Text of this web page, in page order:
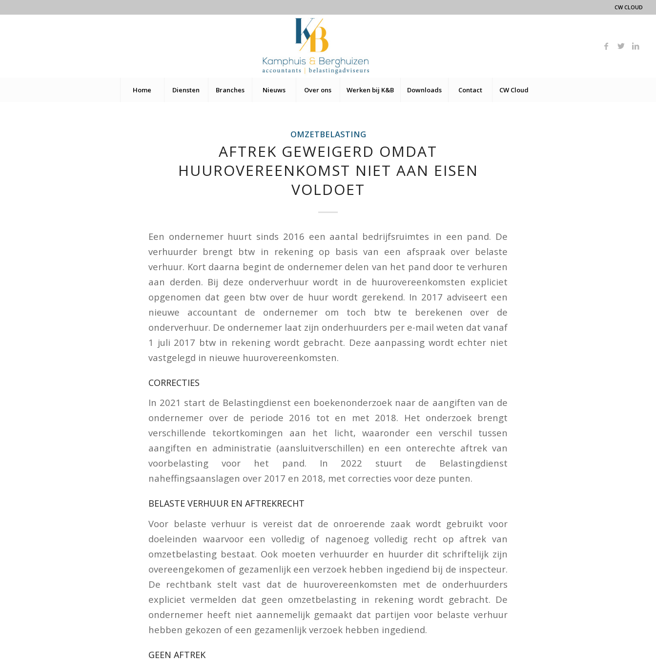
CW CLOUD
Home Diensten Branches Nieuws Over ons Werken bij K&B Downloads Contact CW Cloud
OMZETBELASTING
AFTREK GEWEIGERD OMDAT
HUUROVEREENKOMST NIET AAN EISEN
VOLDOET
Een ondernemer huurt sinds 2016 een aantal bedrijfsruimtes in een pand. De
verhuurder brengt btw in rekening op basis van een afspraak over belaste
verhuur. Kort daarna begint de ondernemer delen van het pand door te verhuren
aan derden. Bij deze onderverhuur wordt in de huurovereenkomsten expliciet
opgenomen dat geen btw over de huur wordt gerekend. In 2017 adviseert een
nieuwe accountant de ondernemer om toch btw te berekenen over de
onderverhuur. De ondernemer laat zijn onderhuurders per e-mail weten dat vanaf
1 juli 2017 btw in rekening wordt gebracht. Deze aanpassing wordt echter niet
vastgelegd in nieuwe huurovereenkomsten.
CORRECTIES
In 2021 start de Belastingdienst een boekenonderzoek naar de aangiften van de
ondernemer over de periode 2016 tot en met 2018. Het onderzoek brengt
verschillende tekortkomingen aan het licht, waaronder een verschil tussen
aangiften en administratie (aansluitverschillen) en een onterechte aftrek van
voorbelasting voor het pand. In 2022 stuurt de Belastingdienst
naheffingsaanslagen over 2017 en 2018, met correcties voor deze punten.
BELASTE VERHUUR EN AFTREKRECHT
Voor belaste verhuur is vereist dat de onroerende zaak wordt gebruikt voor
doeleinden waarvoor een volledig of nagenoeg volledig recht op aftrek van
omzetbelasting bestaat. Ook moeten verhuurder en huurder dit schriftelijk zijn
overeengekomen of gezamenlijk een verzoek hebben ingediend bij de inspecteur.
De rechtbank stelt vast dat de huurovereenkomsten met de onderhuurders
expliciet vermelden dat geen omzetbelasting in rekening wordt gebracht. De
ondernemer heeft niet aannemelijk gemaakt dat partijen voor belaste verhuur
hebben gekozen of een gezamenlijk verzoek hebben ingediend.
GEEN AFTREK